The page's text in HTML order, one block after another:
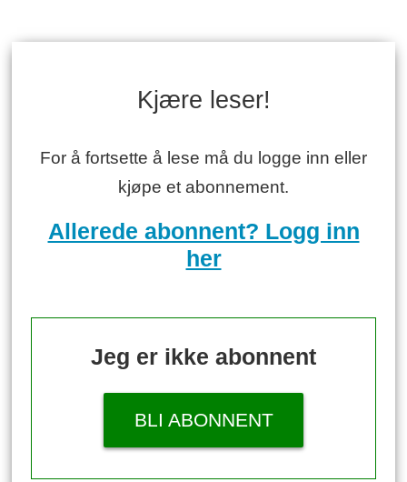
Kjære leser!
For å fortsette å lese må du logge inn eller
kjøpe et abonnement.
Allerede abonnent? Logg inn
her
Jeg er ikke abonnent
BLI ABONNENT